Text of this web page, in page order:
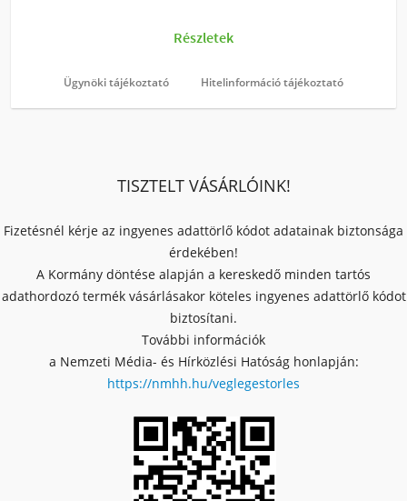
Ügynöki tájékoztató Hitelinformáció tájékoztató
TISZTELT VÁSÁRLÓINK!
Fizetésnél kérje az ingyenes adattörlő kódot adatainak biztonsága
érdekében!
A Kormány döntése alapján a kereskedő minden tartós
adathordozó termék vásárlásakor köteles ingyenes adattörlő kódot
biztosítani.
További információk
a Nemzeti Média- és Hírközlési Hatóság honlapján:
https://nmhh.hu/veglegestorles